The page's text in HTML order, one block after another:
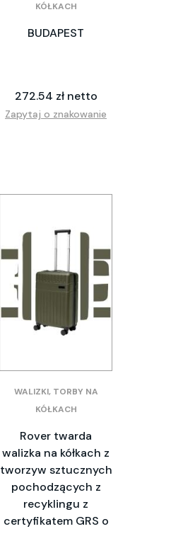
KÓŁKACH
BUDAPEST
272.54 zł netto
Zapytaj o znakowanie
WALIZKI, TORBY NA
KÓŁKACH
Rover twarda
walizka na kółkach z
tworzyw sztucznych
pochodzących z
recyklingu z
certyfikatem GRS o